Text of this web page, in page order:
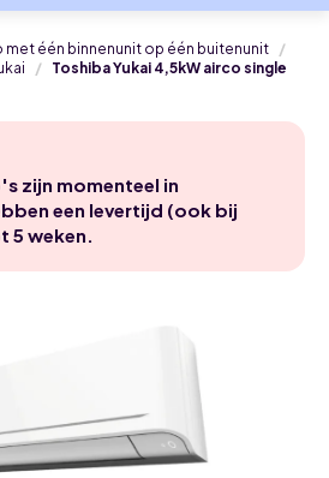
met één binnenunit op één buitenunit
Toshiba Yukai 4,5kW airco single
zijn momenteel in
een levertijd (ook bij
5 weken.